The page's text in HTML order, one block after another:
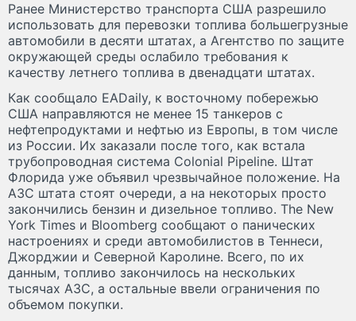
Ранее Министерство транспорта США разрешило
использовать для перевозки топлива большегрузные
автомобили в десяти штатах, а Агентство по защите
окружающей среды ослабило требования к
качеству летнего топлива в двенадцати штатах.
Как сообщало EADaily, к восточному побережью
США направляются не менее 15 танкеров с
нефтепродуктами и нефтью из Европы, в том числе
из России. Их заказали после того, как встала
трубопроводная система Colonial Pipeline. Штат
Флорида уже объявил чрезвычайное положение. На
АЗС штата стоят очереди, а на некоторых просто
закончились бензин и дизельное топливо. The New
York Times и Bloomberg сообщают о панических
настроениях и среди автомобилистов в Теннеси,
Джорджии и Северной Каролине. Всего, по их
данным, топливо закончилось на нескольких
тысячах АЗС, а остальные ввели ограничения по
объемом покупки.